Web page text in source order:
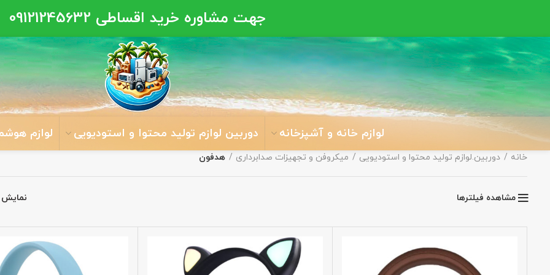
جهت مشاوره خرید اقساطی 09121245632
لوازم خانه و آشپزخانه دوربین لوازم تولید محتوا و استودیویی لوازم
خانه دوربین.لوازم تولید محتوا و استودیویی میکروفن و تجهیزات صدابرداری هدفون
مشاهده فیلترها
نمایش